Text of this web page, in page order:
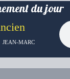
du jour
JEAN-MARC